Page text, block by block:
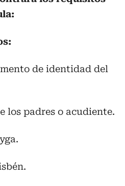
de identidad del
los padres o acudiente.